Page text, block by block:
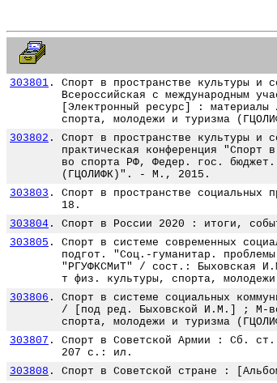
303801 .
Спорт в пространстве культуры и
Всероссийская с международным
[Электронный ресурс] :
спорта, молодежи и туризма
303802 .
Спорт в пространстве культуры и
практическая конференция
во спорта РФ, Федер. гос.
(ГЦОЛИФК)". - М., 2015.
303803 .
Спорт в пространстве
18.
303804 . Спорт в России 2020 : итоги,
303805 .
Спорт в системе современных
подгот. "Соц.-гуманитар.
"РГУФКСМиТ" / сост.: Быховская
т физ. культуры, спорта,
303806 .
Спорт в системе социальных
/ [под ред. Быховской И.М.] ; М-во
спорта, молодежи и туризма
303807 .
Спорт в Советской Армии : Сб.
207 с.: ил.
303808 . Спорт в Советской стране :